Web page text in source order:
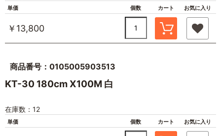
単価 個数 カート お気に入り
￥13,800
商品番号：0105005903513
KT-30 180cm X100M 白
在庫数：12
単価 個数 カート お気に入り